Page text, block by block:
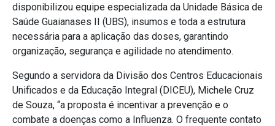
disponibilizou equipe especializada da Unidade Básica de
Saúde Guaianases II (UBS), insumos e toda a estrutura
necessária para a aplicação das doses, garantindo
organização, segurança e agilidade no atendimento.
Segundo a servidora da Divisão dos Centros Educacionais
Unificados e da Educação Integral (DICEU), Michele Cruz
de Souza, “a proposta é incentivar a prevenção e o
combate a doenças como a Influenza. O frequente contato